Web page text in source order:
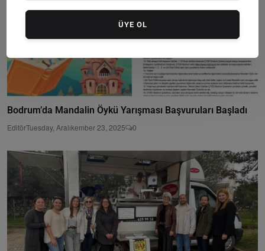
Bodrum’da Mandalin Öykü Yarışması Başvuruları Başladı
EditörTuesday, Aralıkember 23, 2025 0
ÜYE OL